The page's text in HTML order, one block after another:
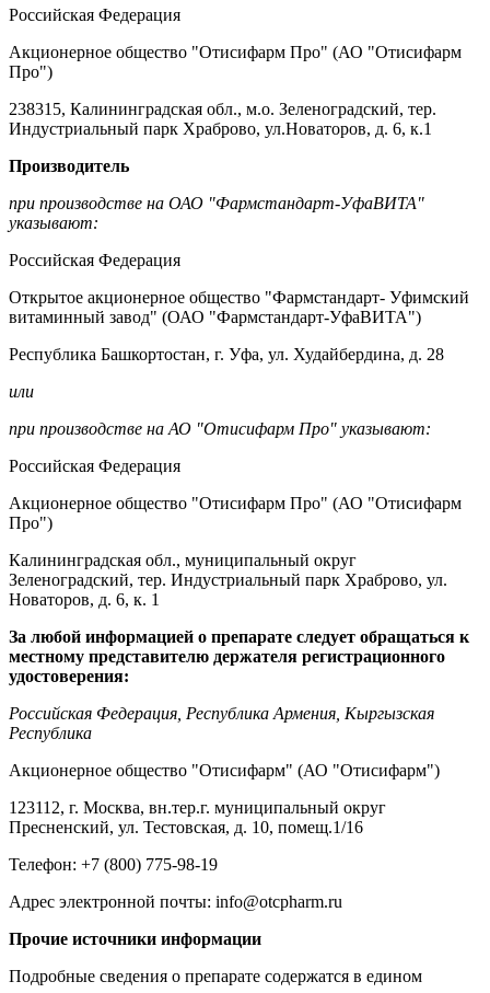
Российская Федерация
Акционерное общество "Отисифарм Про" (АО "Отисифарм
Про")
238315, Калининградская обл., м.о. Зеленоградский, тер.
Индустриальный парк Храброво, ул.Новаторов, д. 6, к.1
Производитель
при производстве на ОАО "Фармстандарт-УфаВИТА"
указывают:
Российская Федерация
Открытое акционерное общество "Фармстандарт- Уфимский
витаминный завод" (ОАО "Фармстандарт-УфаВИТА")
Республика Башкортостан, г. Уфа, ул. Худайбердина, д. 28
или
при производстве на АО "Отисифарм Про" указывают:
Российская Федерация
Акционерное общество "Отисифарм Про" (АО "Отисифарм
Про")
Калининградская обл., муниципальный округ
Зеленоградский, тер. Индустриальный парк Храброво, ул.
Новаторов, д. 6, к. 1
За любой информацией о препарате следует обращаться к
местному представителю держателя регистрационного
удостоверения:
Российская Федерация, Республика Армения, Кыргызская
Республика
Акционерное общество "Отисифарм" (АО "Отисифарм")
123112, г. Москва, вн.тер.г. муниципальный округ
Пресненский, ул. Тестовская, д. 10, помещ.1/16
Телефон: +7 (800) 775-98-19
Адрес электронной почты: info@otcpharm.ru
Прочие источники информации
Подробные сведения о препарате содержатся в едином